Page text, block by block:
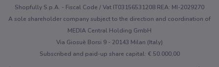
Shopfully S.p.A. - Fiscal Code / Vat IT03156531208 REA: MI-2029270
A sole shareholder company subject to the direction and coordination of
MEDIA Central Holding GmbH
Via Giosuè Borsi 9 - 20143 Milan (Italy)
Subscribed and paid-up share capital: € 50.000,00